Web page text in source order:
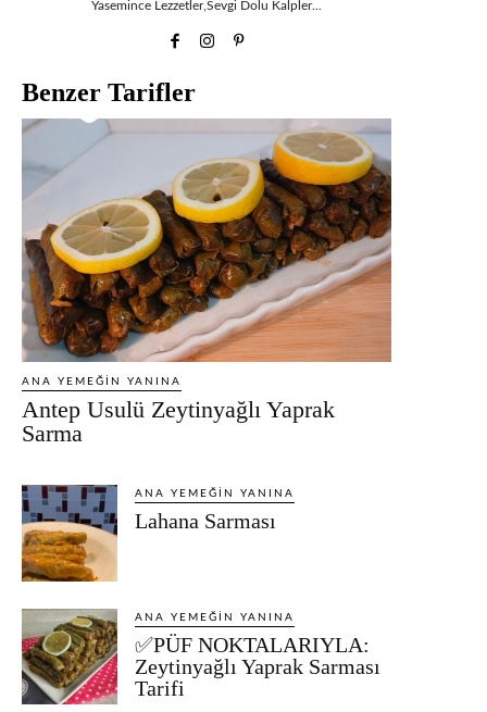
Yasemince Lezzetler,Sevgi Dolu Kalpler...
Benzer Tarifler
ANA YEMEĞIN YANINA
Antep Usulü Zeytinyağlı Yaprak
Sarma
ANA YEMEĞIN YANINA
Lahana Sarması
ANA YEMEĞIN YANINA
✅PÜF NOKTALARIYLA:
Zeytinyağlı Yaprak Sarması
Tarifi